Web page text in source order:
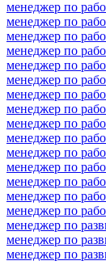
менеджер по
менеджер по
менеджер по
менеджер по
менеджер по
менеджер по
менеджер по
менеджер по
менеджер по
менеджер по
менеджер по
менеджер по
менеджер по
менеджер по
менеджер по
менеджер по
менеджер по
менеджер по